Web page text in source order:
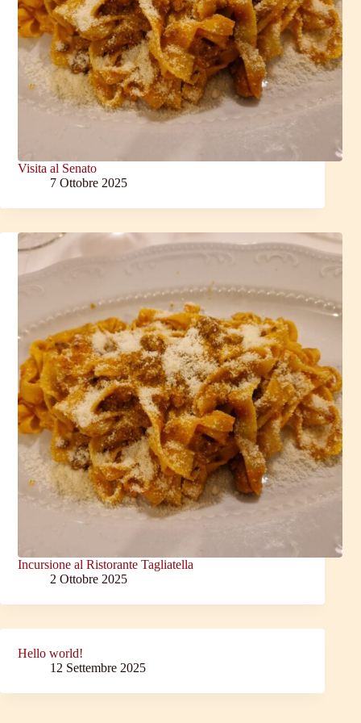
Visita al Senato
7 Ottobre 2025
Incursione al Ristorante Tagliatella
2 Ottobre 2025
Hello world!
12 Settembre 2025